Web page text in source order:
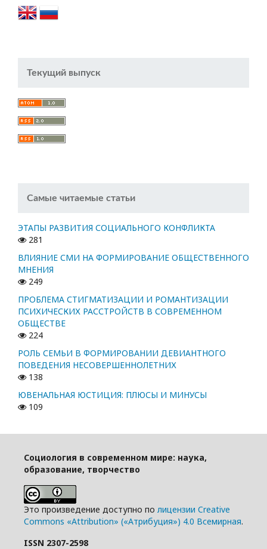
Текущий выпуск
Самые читаемые статьи
ЭТАПЫ РАЗВИТИЯ СОЦИАЛЬНОГО КОНФЛИКТА
281
ВЛИЯНИЕ СМИ НА ФОРМИРОВАНИЕ ОБЩЕСТВЕННОГО
МНЕНИЯ
249
ПРОБЛЕМА СТИГМАТИЗАЦИИ И РОМАНТИЗАЦИИ
ПСИХИЧЕСКИХ РАССТРОЙСТВ В СОВРЕМЕННОМ
ОБЩЕСТВЕ
224
РОЛЬ СЕМЬИ В ФОРМИРОВАНИИ ДЕВИАНТНОГО
ПОВЕДЕНИЯ НЕСОВЕРШЕННОЛЕТНИХ
138
ЮВЕНАЛЬНАЯ ЮСТИЦИЯ: ПЛЮСЫ И МИНУСЫ
109
Социология в современном мире: наука,
образование, творчество
Это произведение доступно по лицензии Creative
Commons «Attribution» («Атрибуция») 4.0 Всемирная.
ISSN 2307-2598